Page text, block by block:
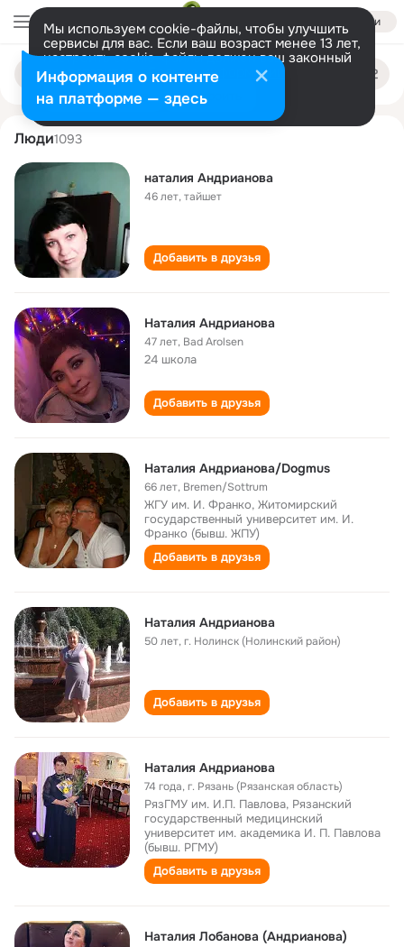
Войти
Мы используем cookie-файлы, чтобы улучшить
сервисы для вас. Если ваш возраст менее 13 лет,
настроить cookie-файлы должен ваш законный
представитель. Больше информации
Разрешить все Настроить
Поиск
людям
nataliya andrianova
Люди1093
наталия Андрианова
46 лет,тайшет
Добавить в друзья
Наталия Андрианова
47 лет, Bad Arolsen
24 школа
Добавить в друзья
Наталия Андрианова/Dogmus
66 лет, Bremen/Sottrum
ЖГУ им. И. Франко, Житомирский
государственный университет им. И.
Франко (бывш. ЖПУ)
Добавить в друзья
Наталия Андрианова
50 лет,г. Нолинск (Нолинский район)
Добавить в друзья
Наталия Андрианова
74 года,г. Рязань (Рязанская область)
РязГМУ им. И.П. Павлова, Рязанский
государственный медицинский
университет им. академика И. П. Павлова
(бывш. РГМУ)
Добавить в друзья
Наталия Лобанова (Андрианова)
Информация о контенте
на платформе — здесь